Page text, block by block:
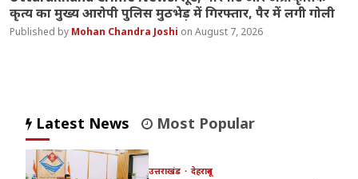
कृत्य का मुख्य आरोपी पुलिस मुठभेड़ में गिरफ्तार, पैर में लगी गोली
Mohan Chandra Joshi August 7, 2026
Latest News Most Popular
उत्तराखंड देहरादून